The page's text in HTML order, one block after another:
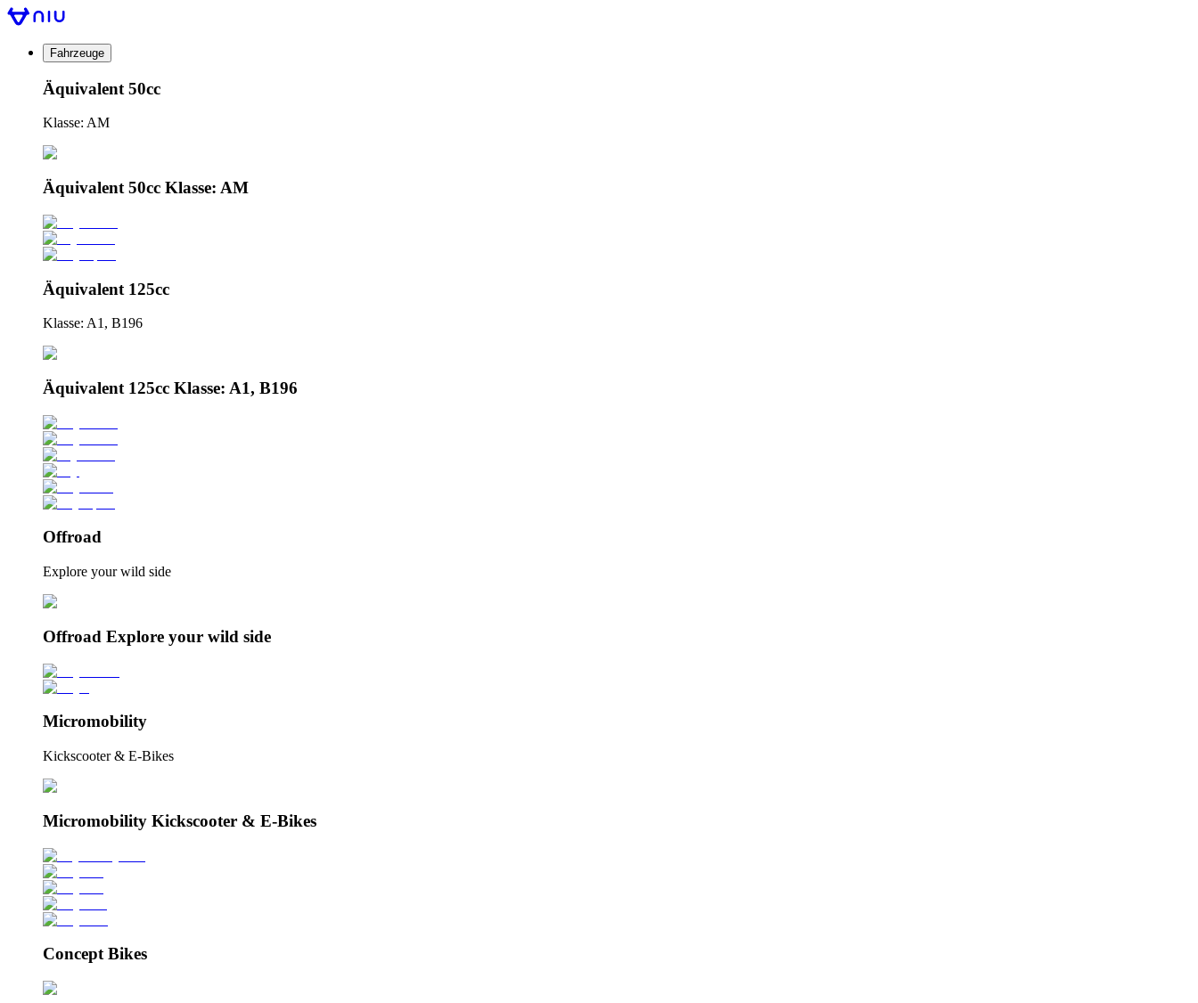
Fahrzeuge
Äquivalent 50cc
Klasse: AM
Äquivalent 50cc Klasse: AM
Äquivalent 125cc
Klasse: A1, B196
Äquivalent 125cc Klasse: A1, B196
Offroad
Explore your wild side
Offroad Explore your wild side
Micromobility
Kickscooter & E-Bikes
Micromobility Kickscooter & E-Bikes
Concept Bikes